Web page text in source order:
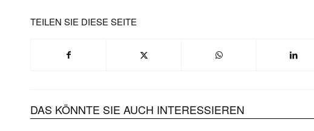
Mit dem
TEILEN SIE DIESE SEITE
DAS KÖNNTE SIE AUCH INTERESSIEREN